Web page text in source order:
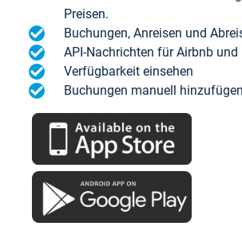
Preisen.
Buchungen, Anreisen und
API-Nachrichten für Airbnb
Verfügbarkeit einsehen
Buchungen manuell hinzufügen